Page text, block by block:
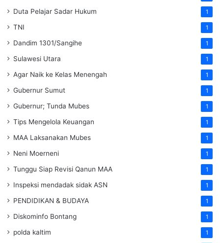
Duta Pelajar Sadar Hukum 1
TNI 1
Dandim 1301/Sangihe 1
Sulawesi Utara 1
Agar Naik ke Kelas Menengah 1
Gubernur Sumut 1
Gubernur; Tunda Mubes 1
Tips Mengelola Keuangan 1
MAA Laksanakan Mubes 1
Neni Moerneni 1
Tunggu Siap Revisi Qanun MAA 1
Inspeksi mendadak sidak ASN 1
PENDIDIKAN & BUDAYA 1
Diskominfo Bontang 1
polda kaltim 1